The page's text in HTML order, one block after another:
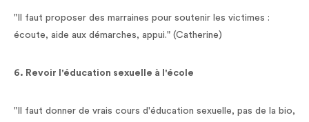
"Il faut proposer des marraines pour soutenir les victimes :
écoute, aide aux démarches, appui." (Catherine)
6. Revoir l'éducation sexuelle à l'école
"Il faut donner de vrais cours d'éducation sexuelle, pas de la bio,